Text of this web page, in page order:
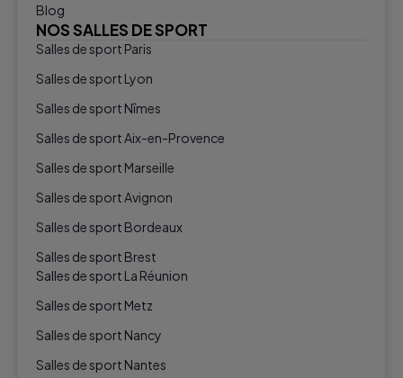
Blog
NOS SALLES DE SPORT
Salles de sport Paris
Salles de sport Lyon
Salles de sport Nîmes
Salles de sport Aix-en-Provence
Salles de sport Marseille
Salles de sport Avignon
Salles de sport Bordeaux
Salles de sport Brest
Salles de sport La Réunion
Salles de sport Metz
Salles de sport Nancy
Salles de sport Nantes